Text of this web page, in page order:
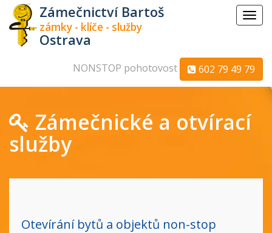
Menu
Zámečnictví Bartoš
zámky - klíče - služby
Ostrava
NONSTOP pohotovost 602 79 49 79
Zámečnické a otvírací
služby
Otevírání bytů a objektů non-stop